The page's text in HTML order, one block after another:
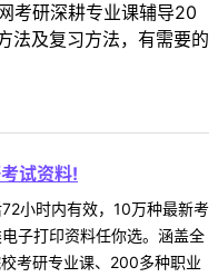
考研深耕专业课辅导20
法及复习方法，有需要的
试资料!
小时内有效，10万种最新考
子打印资料任你选。涵盖全
考研专业课、200多种职业